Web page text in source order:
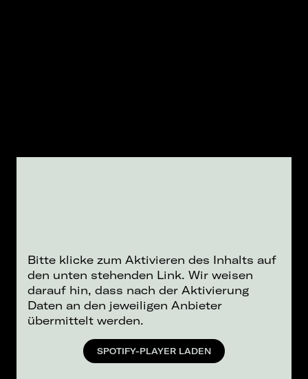
Bitte klicke zum Aktivieren des Inhalts auf
den unten stehenden Link. Wir weisen
darauf hin, dass nach der Aktivierung
Daten an den jeweiligen Anbieter
übermittelt werden.
SPOTIFY-PLAYER LADEN